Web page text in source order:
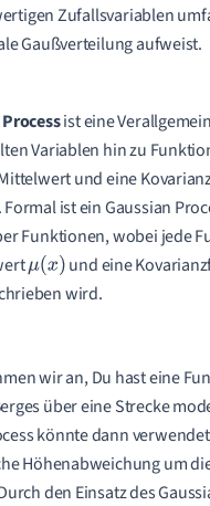
Zufallsvariablen
Gaußverteilung aufweist.
ist eine
Variablen hin zu
und eine
ist ein Gaussian
Funktionen, wobei jede
μ(x) und eine
wird.
wir an, Du hast eine
über eine Strecke
könnte dann
Höhenabweichung um
den Einsatz des